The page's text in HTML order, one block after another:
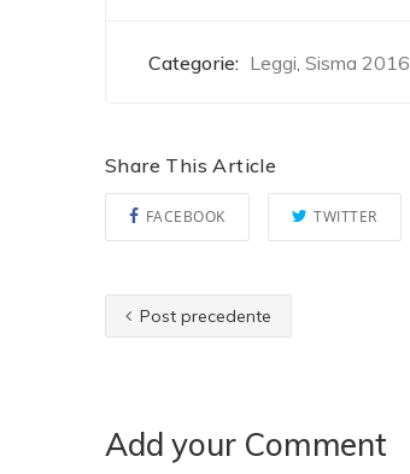
Categorie: Leggi, Sisma 2016
Share This Article
FACEBOOK TWITTER
Post precedente
Add your Comment